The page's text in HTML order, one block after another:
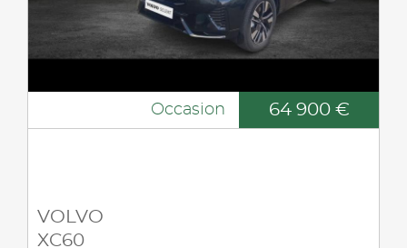
Occasion 64 900 €
VOLVO
XC60